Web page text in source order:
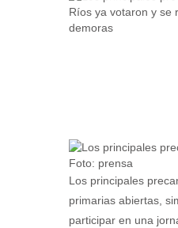
Foto: prensa
Los principales
primarias abiertas,
participar en una